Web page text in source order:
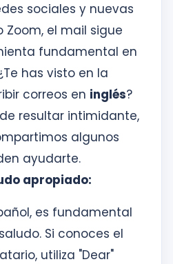
sociales y nuevas
el mail sigue
fundamental en
has visto en la
correos en inglés?
resultar intimidante,
algunos
ayudarte.
apropiado:
es fundamental
Si conoces el
utiliza "Dear"